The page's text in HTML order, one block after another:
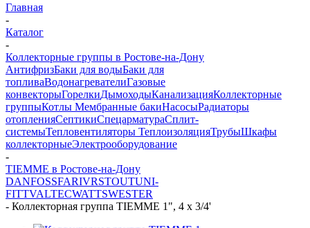
Главная
-
Каталог
-
Коллекторные группы в Ростове-на-Дону
АнтифризБаки для водыБаки для
топливаВодонагревателиГазовые
конвекторыГорелкиДымоходыКанализацияКоллекторные
группыКотлы Мембранные бакиНасосыРадиаторы
отопленияСептикиСпецарматураСплит-
системыТепловентиляторы ТеплоизоляцияТрубыШкафы
коллекторныеЭлектрооборудование
-
TIEMME в Ростове-на-Дону
DANFOSSFARIVRSTOUTUNI-
FITTVALTECWATTSWESTER
- Коллекторная группа TIEMME 1", 4 х 3/4'